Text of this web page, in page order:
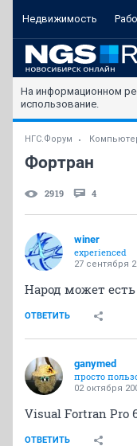
Недвижимость
На информационном
использование.
НГС.Форум
Фортран
2919 4
winer
experienced
27 сентября
Народ может
ОТВЕТИТЬ
ganymed
просто
02 октября
Visual Fortran Pro
ОТВЕТИТЬ